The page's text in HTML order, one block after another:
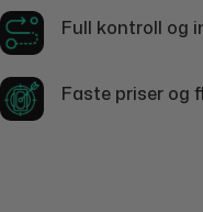
Full kontroll og
Faste priser og